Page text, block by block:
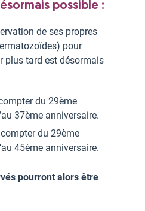
possible :
de ses propres
pour
plus tard est désormais
du 29ème
37ème anniversaire.
du 29ème
45ème anniversaire.
pourront alors être